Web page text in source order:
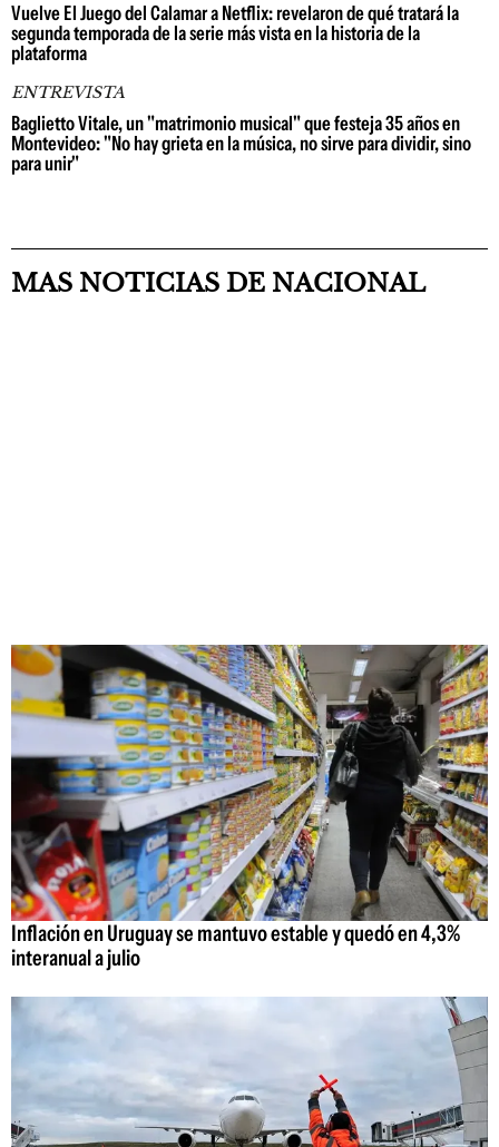
Vuelve El Juego del Calamar a Netflix: revelaron de qué tratará la
segunda temporada de la serie más vista en la historia de la
plataforma
ENTREVISTA
Baglietto Vitale, un "matrimonio musical" que festeja 35 años en
Montevideo: "No hay grieta en la música, no sirve para dividir, sino
para unir"
MAS NOTICIAS DE NACIONAL
Inflación en Uruguay se mantuvo estable y quedó en 4,3%
interanual a julio